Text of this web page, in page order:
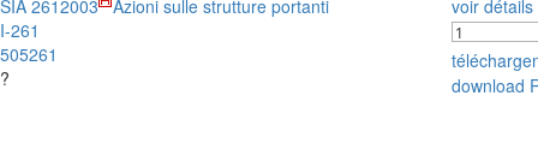
SIA 261
I-261
505261
?
2003 Azioni sulle strutture portanti voir détails
download